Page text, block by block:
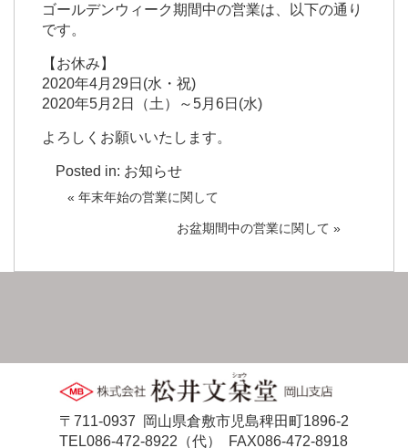
ゴールデンウィーク期間中の営業は、以下の通り
です。
【お休み】
2020年4月29日(水・祝)
2020年5月2日（土）～5月6日(水)
よろしくお願いいたします。
Posted in: お知らせ
« 年末年始の営業に関して
お盆期間中の営業に関して »
〒711-0937 岡山県倉敷市児島稗田町1896-2
TEL086-472-8922（代）
FAX086-472-8918